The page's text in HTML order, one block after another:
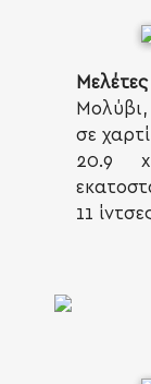
Μελέτες
σε χαρτί
20.9
11